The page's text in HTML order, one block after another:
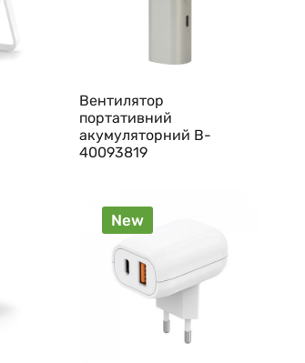
Вентилятор
портативний
акумуляторний B-
40093819
New